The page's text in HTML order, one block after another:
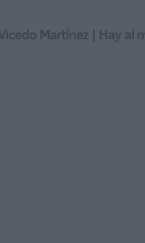
Martínez | Hay al